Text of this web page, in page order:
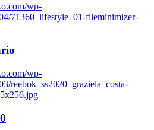
wp-
71360_lifestyle_01-fileminimizer-
wp-
reebok_ss2020_graziela_costa-